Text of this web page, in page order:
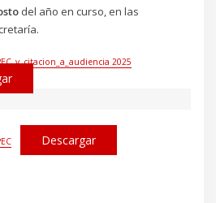
del año en curso, en las
2025
Descargar